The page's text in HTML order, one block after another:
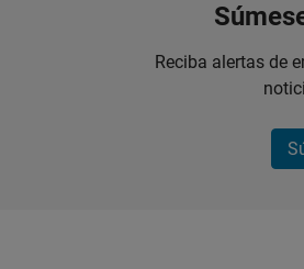
Reciba alertas de